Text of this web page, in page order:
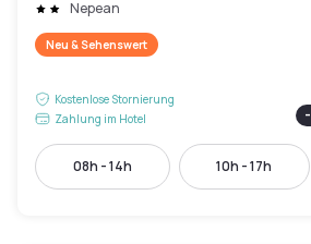
Nepean
Neu & Sehenswert
Kostenlose Stornierung
Zahlung im Hotel
-
08h - 14h 10h - 17h